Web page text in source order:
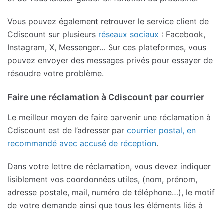
Vous pouvez également retrouver le service client de
Cdiscount sur plusieurs réseaux sociaux : Facebook,
Instagram, X, Messenger… Sur ces plateformes, vous
pouvez envoyer des messages privés pour essayer de
résoudre votre problème.
Faire une réclamation à Cdiscount par courrier
Le meilleur moyen de faire parvenir une réclamation à
Cdiscount est de l’adresser par courrier postal, en
recommandé avec accusé de réception.
Dans votre lettre de réclamation, vous devez indiquer
lisiblement vos coordonnées utiles, (nom, prénom,
adresse postale, mail, numéro de téléphone…), le motif
de votre demande ainsi que tous les éléments liés à